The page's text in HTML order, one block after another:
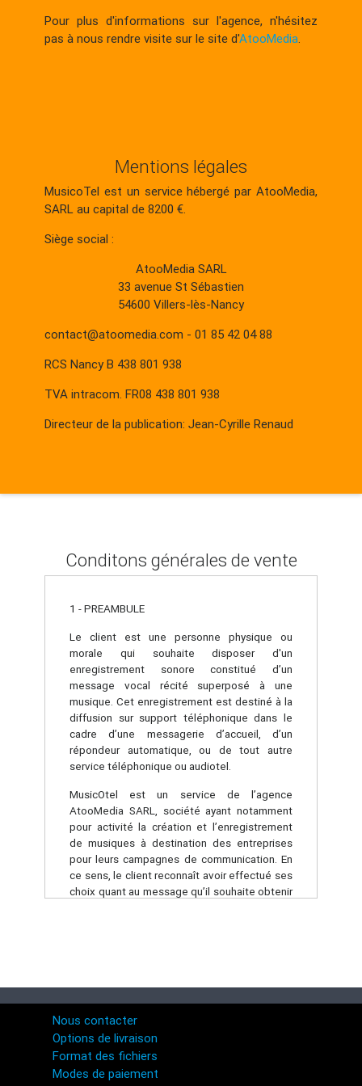
Pour plus d'informations sur l'agence, n'hésitez
pas à nous rendre visite sur le site d'AtooMedia.
Mentions légales
MusicoTel est un service hébergé par AtooMedia,
SARL au capital de 8200 €.
Siège social :
AtooMedia SARL
33 avenue St Sébastien
54600 Villers-lès-Nancy
contact@atoomedia.com - 01 85 42 04 88
RCS Nancy B 438 801 938
TVA intracom. FR08 438 801 938
Directeur de la publication: Jean-Cyrille Renaud
Conditons générales de vente
1 - PREAMBULE
Le client est une personne physique ou
morale qui souhaite disposer d'un
enregistrement sonore constitué d’un
message vocal récité superposé à une
musique. Cet enregistrement est destiné à la
diffusion sur support téléphonique dans le
cadre d’une messagerie d’accueil, d’un
répondeur automatique, ou de tout autre
service téléphonique ou audiotel.
MusicOtel est un service de l’agence
AtooMedia SARL, société ayant notamment
pour activité la création et l’enregistrement
de musiques à destination des entreprises
pour leurs campagnes de communication. En
ce sens, le client reconnaît avoir effectué ses
choix quant au message qu’il souhaite obtenir
Sur ces bases, les parties ont convenu ce qui
suit.
2 - OBJET
Le présent contrat a pour objet de définir les
conditions dans lesquelles AtooMedia SARL
Nous contacter
Options de livraison
Format des fichiers
Modes de paiement